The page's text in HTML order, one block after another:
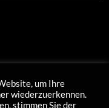
um Ihre
wiederzuerkennen.
stimmen Sie der